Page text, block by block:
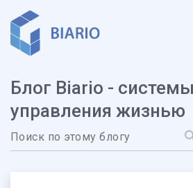
Блог Biario - системы
управления жизнью